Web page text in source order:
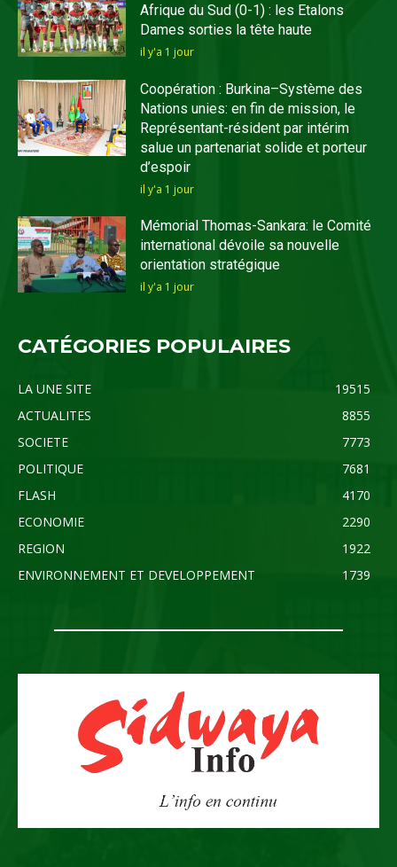
Afrique du Sud (0-1) : les Etalons
Dames sorties la tête haute
il y'a 1 jour
Coopération : Burkina–Système des
Nations unies: en fin de mission, le
Représentant-résident par intérim
salue un partenariat solide et porteur
d’espoir
il y'a 1 jour
Mémorial Thomas-Sankara: le Comité
international dévoile sa nouvelle
orientation stratégique
il y'a 1 jour
CATÉGORIES POPULAIRES
LA UNE SITE
19515
ACTUALITES
8855
SOCIETE
7773
POLITIQUE
7681
FLASH
4170
ECONOMIE
2290
REGION
1922
ENVIRONNEMENT ET DEVELOPPEMENT
1739